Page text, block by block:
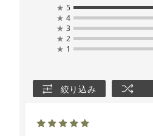
★ 5
★ 4
★ 3
★ 2
★ 1
絞り込み